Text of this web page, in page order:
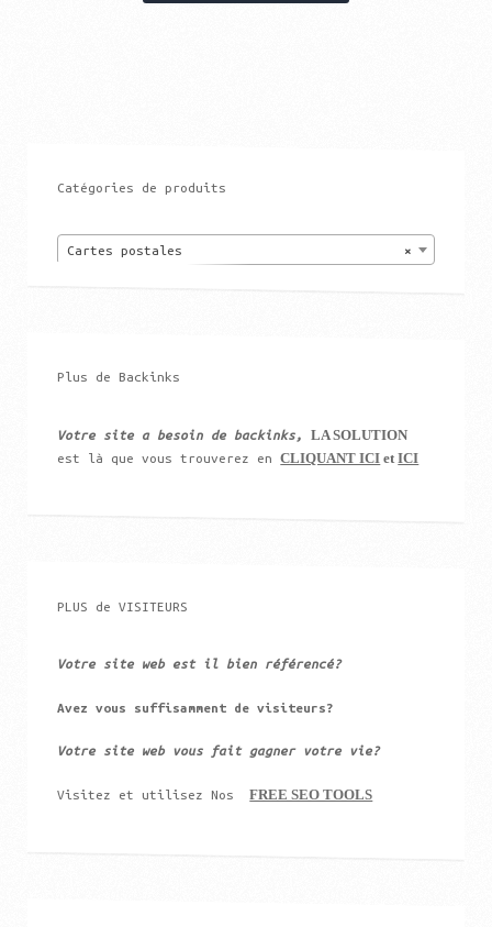
Catégories de produits
×
Cartes postales
Plus de Backinks
Votre site a besoin de backinks, LA SOLUTION
est là que vous trouverez enCLIQUANT ICI et ICI
PLUS de VISITEURS
Votre site web est il bien référencé?
Avez vous suffisamment de visiteurs?
Votre site web vous fait gagner votre vie?
Visitez et utilisez Nos FREE SEO TOOLS